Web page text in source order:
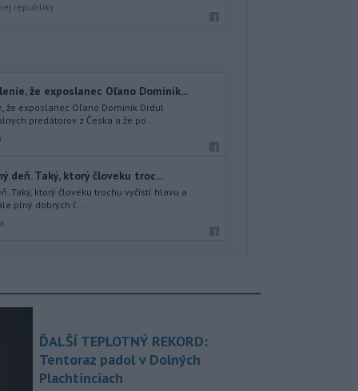
republiky
že exposlanec Oľano Dominik...
exposlanec Oľano Dominik Drdul
predátorov z Česka a že po...
deň. Taký, ktorý človeku troc...
Taký, ktorý človeku trochu vyčistí hlavu a
plný dobrých ľ...
ĎALŠÍ TEPLOTNÝ REKORD:
Tentoraz padol v Dolných
Plachtinciach